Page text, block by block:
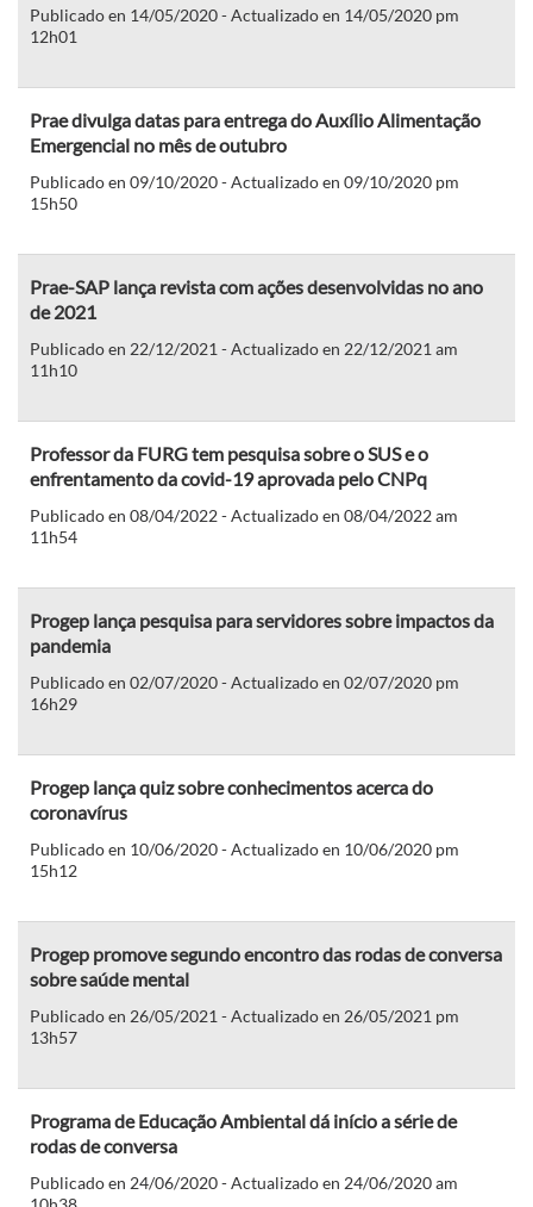
Publicado en 14/05/2020 - Actualizado en 14/05/2020 pm
12h01
Prae divulga datas para entrega do Auxílio Alimentação
Emergencial no mês de outubro
Publicado en 09/10/2020 - Actualizado en 09/10/2020 pm
15h50
Prae-SAP lança revista com ações desenvolvidas no ano
de 2021
Publicado en 22/12/2021 - Actualizado en 22/12/2021 am
11h10
Professor da FURG tem pesquisa sobre o SUS e o
enfrentamento da covid-19 aprovada pelo CNPq
Publicado en 08/04/2022 - Actualizado en 08/04/2022 am
11h54
Progep lança pesquisa para servidores sobre impactos da
pandemia
Publicado en 02/07/2020 - Actualizado en 02/07/2020 pm
16h29
Progep lança quiz sobre conhecimentos acerca do
coronavírus
Publicado en 10/06/2020 - Actualizado en 10/06/2020 pm
15h12
Progep promove segundo encontro das rodas de conversa
sobre saúde mental
Publicado en 26/05/2021 - Actualizado en 26/05/2021 pm
13h57
Programa de Educação Ambiental dá início a série de
rodas de conversa
Publicado en 24/06/2020 - Actualizado en 24/06/2020 am